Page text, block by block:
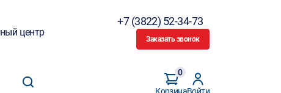
центр
+7 (3822) 52-34-73
Заказать звонок
0